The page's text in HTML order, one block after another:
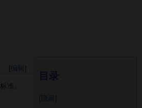
[编辑
准。